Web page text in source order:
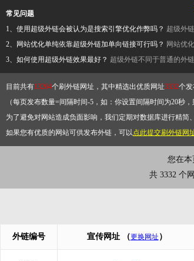
常见问题
1、使用超级外链会被认为是搜索引擎优化作弊吗？ 超级外
2、网站优化单纯依靠超级外链加单向链接可行吗？ 网站优
3、如何使用超级外链效果最好？ 超级外链不同于普通的外
目前共有13264个刷外链网址，其中精选出优质网址3332个
（每页发布数量=间隔时间-5，如：你设置间隔时间为20秒
为了避免对网站造成负面影响，我们定期对数据库进行精简
如果您有优质的网站可供发布外链，可以点此提交刷外链网
您在本
共 3332 个
外链编号 宣传网址 （更换网址 ）